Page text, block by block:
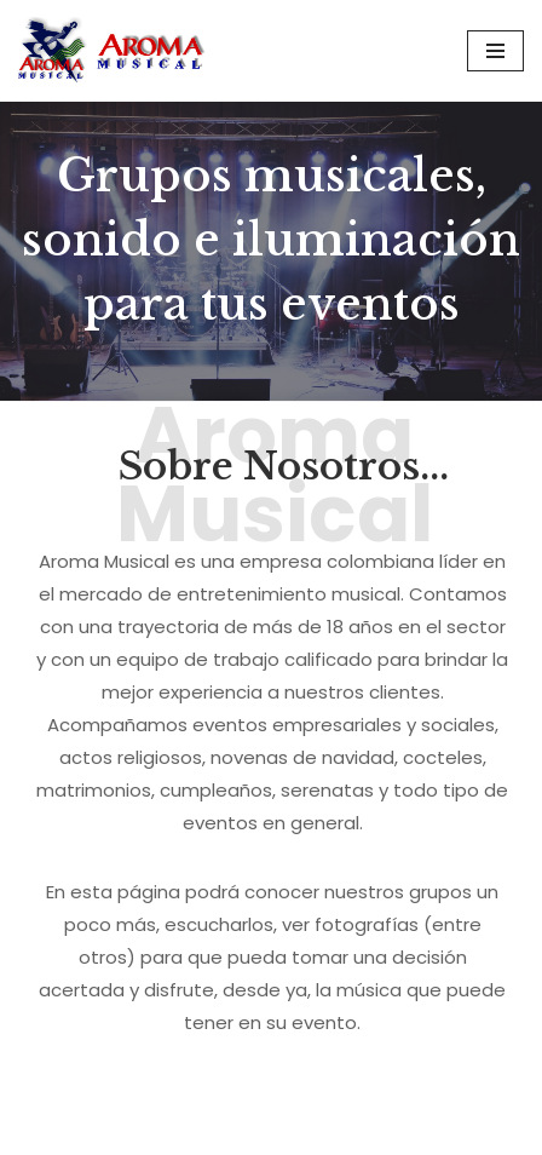
Saltar
contenido
Grupos musicales,
sonido e iluminación
para tus eventos
Aroma
Musical
Sobre Nosotros...
Aroma Musical es una empresa colombiana líder en
el mercado de entretenimiento musical. Contamos
con una trayectoria de más de 18 años en el sector
y con un equipo de trabajo calificado para brindar la
mejor experiencia a nuestros clientes.
Acompañamos eventos empresariales y sociales,
actos religiosos, novenas de navidad, cocteles,
matrimonios, cumpleaños, serenatas y todo tipo de
eventos en general.
En esta página podrá conocer nuestros grupos un
poco más, escucharlos, ver fotografías (entre
otros) para que pueda tomar una decisión
acertada y disfrute, desde ya, la música que puede
tener en su evento.